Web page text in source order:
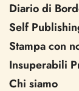
Diario di
Self
Stampa con
Insuperabili
Chi siamo